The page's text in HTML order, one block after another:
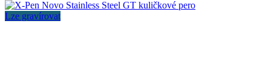
Lze gravírovat